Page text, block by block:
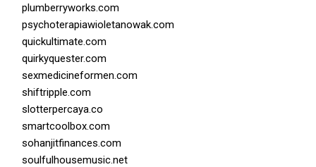
plumberryworks.com
psychoterapiawioletanowak.com
quickultimate.com
quirkyquester.com
sexmedicineformen.com
shiftripple.com
slotterpercaya.co
smartcoolbox.com
sohanjitfinances.com
soulfulhousemusic.net